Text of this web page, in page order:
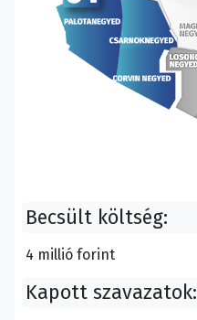
Becsült költség:
4 millió forint
Kapott szavazatok: